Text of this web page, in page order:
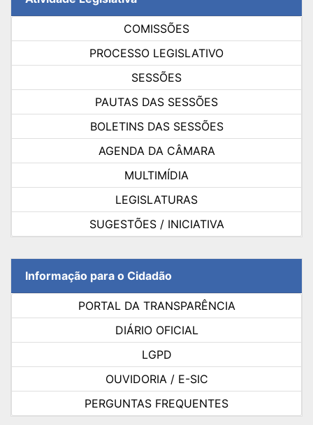
COMISSÕES
PROCESSO LEGISLATIVO
SESSÕES
PAUTAS DAS SESSÕES
BOLETINS DAS SESSÕES
AGENDA DA CÂMARA
MULTIMÍDIA
LEGISLATURAS
SUGESTÕES / INICIATIVA
Informação para o Cidadão
PORTAL DA TRANSPARÊNCIA
DIÁRIO OFICIAL
LGPD
OUVIDORIA / E-SIC
PERGUNTAS FREQUENTES